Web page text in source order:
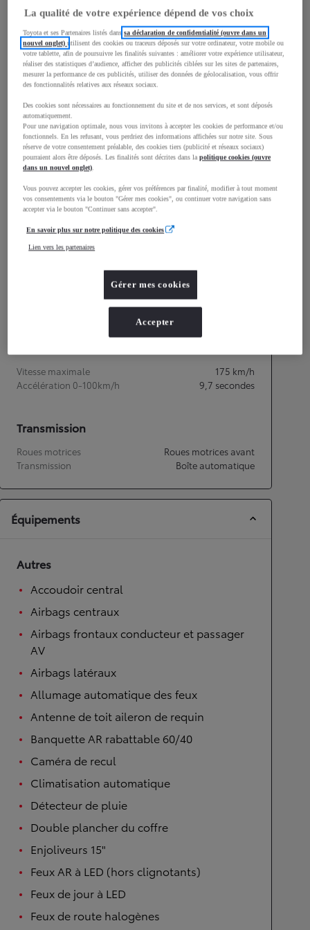
Longueur
Hauteur
1 500
mm
Largeur
1 745 mm
Consommation mixte
Vitesse maximale 175 km/h
Accélération 0-100km/h
9,7 secondes
Transmission
Roues motrices
Roues motrices avant
Transmission
Boîte automatique
Équipements
Autres
Accoudoir central
Airbags centraux
Airbags frontaux conducteur et passager
AV
Airbags latéraux
Allumage automatique des feux
Antenne de toit aileron de requin
Banquette AR rabattable 60/40
Caméra de recul
Climatisation automatique
Détecteur de pluie
Double plancher du coffre
Enjoliveurs 15"
Feux AR à LED (hors clignotants)
Feux de jour à LED
Feux de route halogènes
La qualité de votre expérience dépend de vos choix
Toyota et ses Partenaires listés danssa déclaration de confidentialité (ouvre dans un
nouvel onglet)utilisent des cookies ou traceurs déposés sur votre ordinateur, votre mobile ou
votre tablette, afin de poursuivre les finalités suivantes : améliorer votre expérience utilisateur,
réaliser des statistiques d’audience, afficher des publicités ciblées sur les sites de partenaires,
mesurer la performance de ces publicités, utiliser des données de géolocalisation, vous offrir
des fonctionnalités relatives aux réseaux sociaux.
Des cookies sont nécessaires au fonctionnement du site et de nos services, et sont déposés
automatiquement.
Pour une navigation optimale, nous vous invitons à accepter les cookies de performance et/ou
fonctionnels. En les refusant, vous perdriez des informations affichées sur notre site. Sous
réserve de votre consentement préalable, des cookies tiers (publicité et réseaux sociaux)
pourraient alors être déposés. Les finalités sont décrites dans lapolitique cookies (ouvre
dans un nouvel onglet)
Vous pouvez accepter les cookies, gérer vos préférences par finalité, modifier à tout moment
vos consentements via le bouton "Gérer mes cookies", ou continuer votre navigation sans
accepter via le bouton "Continuer sans accepter".
En savoir plus sur notre politique des cookies
Lien vers les partenaires
Gérer mes cookies
Accepter